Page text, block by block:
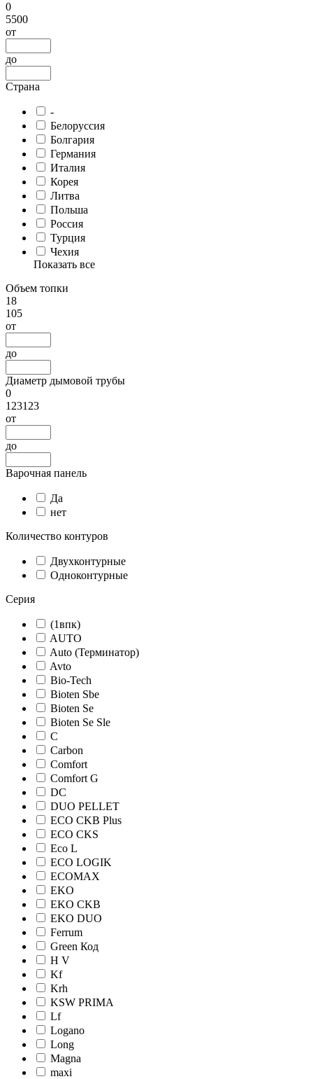
0
5500
от
до
Страна
-
Белоруссия
Болгария
Германия
Италия
Корея
Литва
Польша
Россия
Турция
Чехия
Показать все
Объем топки
18
105
от
до
Диаметр дымовой трубы
0
123123
от
до
Варочная панель
Да
нет
Количество контуров
Двухконтурные
Одноконтурные
Серия
(1впк)
AUTO
Auto (Терминатор)
Avto
Bio-Tech
Bioten Sbe
Bioten Se
Bioten Se Sle
C
Carbon
Comfort
Comfort G
DC
DUO PELLET
ECO CKB Plus
ECO CKS
Eco L
ECO LOGIK
ECOMAX
EKO
EKO CKB
EKO DUO
Ferrum
Green Код
H V
Kf
Krh
KSW PRIMA
Lf
Logano
Long
Magna
maxi